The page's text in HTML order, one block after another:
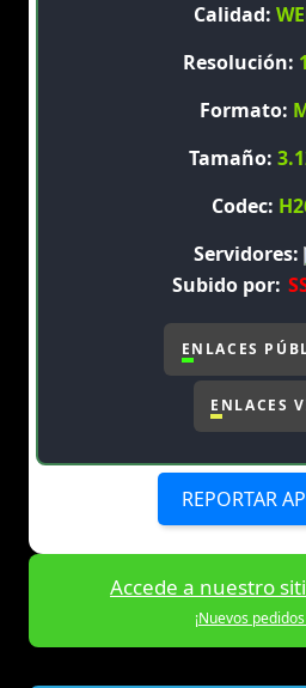
Calidad:
Resolución:
Formato:
Tamaño:
Codec:
Servidores:
Subido por:
ENLACES
ENLACES
REPORTAR
Accede a nuestro
¡Nuevos